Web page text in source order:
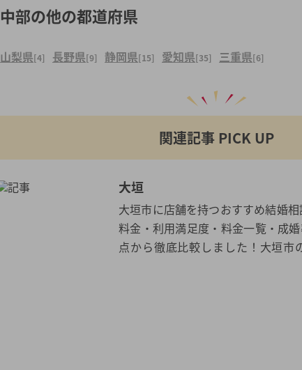
中部の他の都道府県
山梨県[4] 長野県[9] 静岡県[15] 愛知県[35] 三重県[6]
関連記事 PICK UP
大垣
大垣市に店舗を持つおすすめ結婚
料金・利用満足度・料金一覧・成
点から徹底比較しました！大垣市
30.1歳、女性が28.1歳と男女共に